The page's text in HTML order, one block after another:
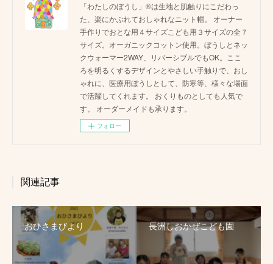
「わたしのぼうし」®は生地と肌触りにこだわっ
た、楽にかぶれておしゃれなニット帽。 オーナー
手作りでおとな用４サイズこども用３サイズの全７
サイズ。オーガニックコットン使用。ぼうしとネッ
クウォーマー2WAY、リバーシブルでもOK。ここ
ろを明るくするデザインとやさしい手触りで、おし
ゃれに、医療用ぼうしとして、防寒等、様々な場面
で活躍してくれます。 おくりものとしても人気で
す。 オーダーメイドも承ります。
フォロー
関連記事
おひさまびより 長洲しおかぜこども園